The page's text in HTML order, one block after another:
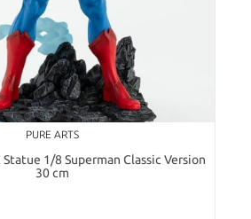
PURE ARTS
Statue 1/8 Superman Classic Version
30 cm